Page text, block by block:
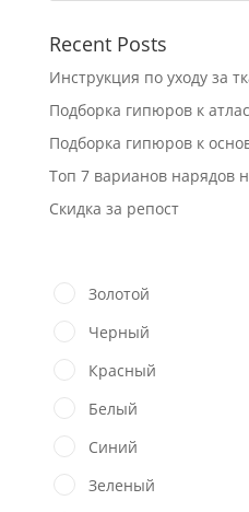
Recent Posts
Инструкция по уходу за
Подборка гипюров к
Подборка гипюров к
Топ 7 варианов нарядов
Скидка за репост
Золотой
Черный
Красный
Белый
Синий
Зеленый